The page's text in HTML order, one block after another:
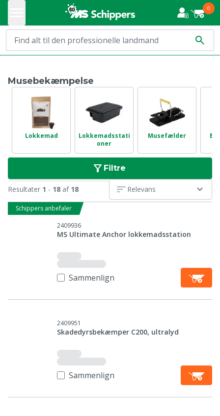
0
Musebekæmpelse
Lokkemad
Lokkemadsstati
oner
Musefælder
Filtre
Resultater 1 - 18 af 18 Relevans
Schippers anbefaler
2409936
MS Ultimate Anchor lokkemadsstation
Sammenlign
2409951
Skadedyrsbekæmper C200, ultralyd
Sammenlign